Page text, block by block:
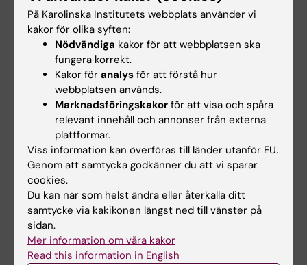
SOLIID - Uthållighet i
lärande, innovation,
förbättring, och
utveckling inom vård
och omsorg – Monica
Nyströms grupp
Nationellt centrum för suicidforskning
och prevention, NASP
Nationellt centrum för
prevention
På Karolinska Institutets webbplats använder vi
kakor för olika syften:
Nödvändiga kakor för att webbplatsen ska
fungera korrekt.
Kakor för analys för att förstå hur
webbplatsen används.
Marknadsföringskakor för att visa och spåra
relevant innehåll och annonser från externa
plattformar.
Viss information kan överföras till länder utanför EU.
Genom att samtycka godkänner du att vi sparar
cookies.
Du kan när som helst ändra eller återkalla ditt
samtycke via kakikonen längst ned till vänster på
sidan.
Mer information om våra kakor
Read this information in English